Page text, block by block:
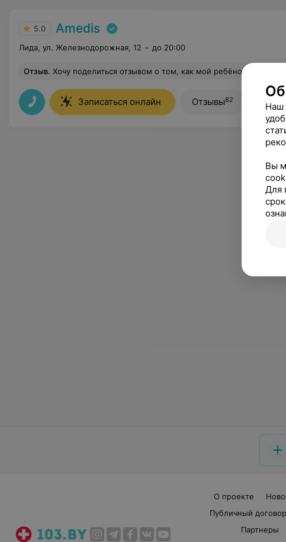
5.0 Amedis
Лида, ул. Железнодорожная, 12 до 20:00
Отзыв. Хочу поделиться отзывом о том, как мой ребёнок подружился с ночными линзами! Пользуемся уже почти год и очень довольны. Зрение у моей дочери днём теперь идеальное. Нет ни сухости , ни восполнений ни других страшилок. Ежедневная рутина с обработкой глаз и линз стала просто привычкой. Подбор линз и консультации мы прошли с замечательным специалистом Анной Климович! Советую всем, у кого есть
Записаться онлайн Отзывы82
О проекте
Публичный договор
Партнеры
Наш
Вы
Для